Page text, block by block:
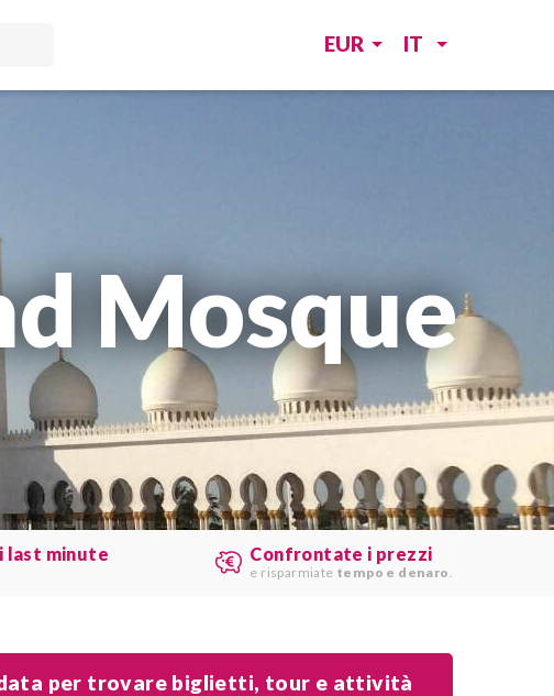
EUR IT
Mosque
last minute Confrontate i prezzi
e risparmiate tempo e denaro
per trovare biglietti, tour e attività